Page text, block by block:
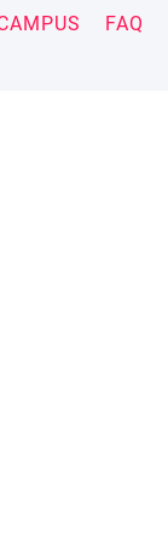
FAQ